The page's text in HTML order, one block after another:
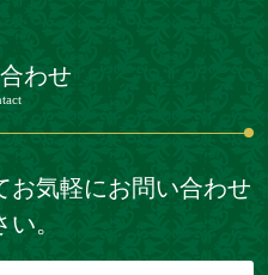
わせ
お気軽にお問い合わせ
い。